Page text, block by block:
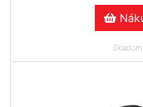
Skladom